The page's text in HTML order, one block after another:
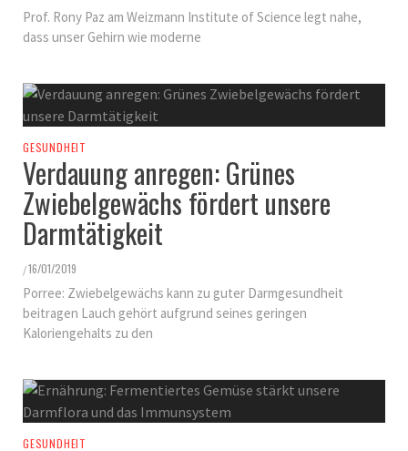
Prof. Rony Paz am Weizmann Institute of Science legt nahe,
dass unser Gehirn wie moderne
GESUNDHEIT
Verdauung anregen: Grünes
Zwiebelgewächs fördert unsere
Darmtätigkeit
/16/01/2019
Porree: Zwiebelgewächs kann zu guter Darmgesundheit
beitragen Lauch gehört aufgrund seines geringen
Kaloriengehalts zu den
GESUNDHEIT